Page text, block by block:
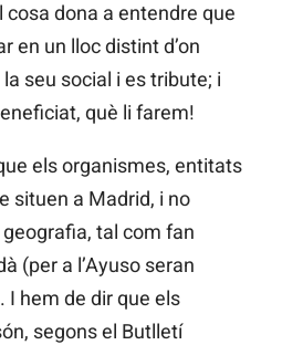
cosa dona a entendre que
en un lloc distint d’on
seu social i es tribute; i
què li farem!
els organismes, entitats
situen a Madrid, i no
tal com fan
(per a l’Ayuso seran
I hem de dir que els
segons el Butlletí